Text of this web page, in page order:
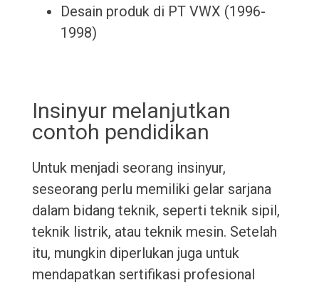
Desain produk di PT VWX (1996-
1998)
Insinyur melanjutkan
contoh pendidikan
Untuk menjadi seorang insinyur,
seseorang perlu memiliki gelar sarjana
dalam bidang teknik, seperti teknik sipil,
teknik listrik, atau teknik mesin. Setelah
itu, mungkin diperlukan juga untuk
mendapatkan sertifikasi profesional